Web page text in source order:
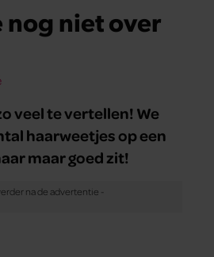
nog niet over
veel te vertellen! We
haarweetjes op een
maar goed zit!